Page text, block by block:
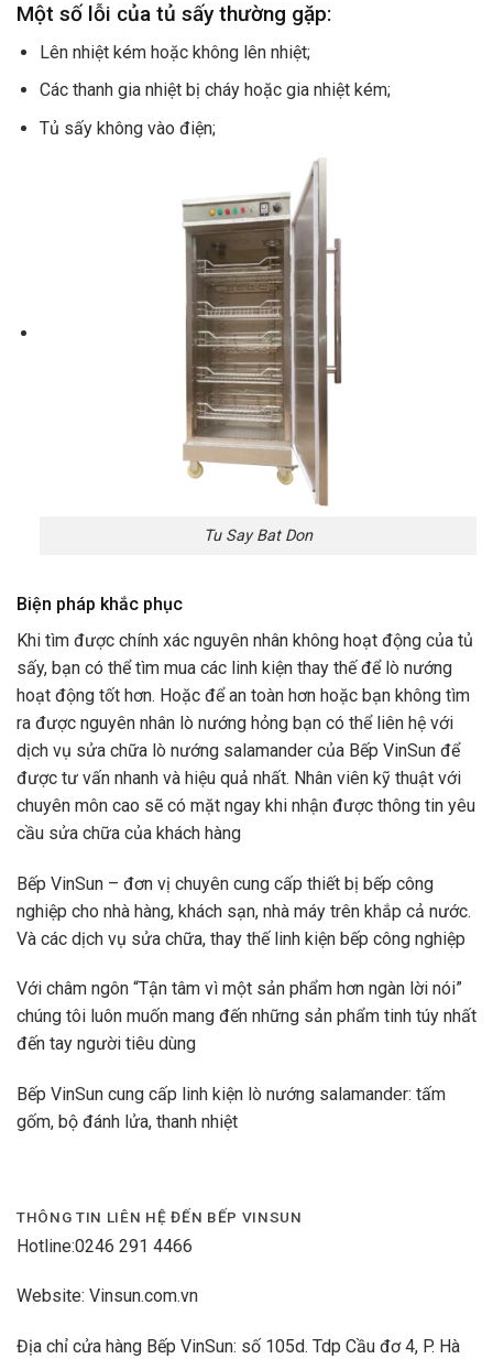
Một số lỗi của tủ sấy thường gặp:
Lên nhiệt kém hoặc không lên nhiệt;
Các thanh gia nhiệt bị cháy hoặc gia nhiệt kém;
Tủ sấy không vào điện;
Tu Say Bat Don
Biện pháp khắc phục
Khi tìm được chính xác nguyên nhân không hoạt động của tủ
sấy, bạn có thể tìm mua các linh kiện thay thế để lò nướng
hoạt động tốt hơn. Hoặc để an toàn hơn hoặc bạn không tìm
ra được nguyên nhân lò nướng hỏng bạn có thể liên hệ với
dịch vụ sửa chữa lò nướng salamander của Bếp VinSun để
được tư vấn nhanh và hiệu quả nhất. Nhân viên kỹ thuật với
chuyên môn cao sẽ có mặt ngay khi nhận được thông tin yêu
cầu sửa chữa của khách hàng
Bếp VinSun – đơn vị chuyên cung cấp thiết bị bếp công
nghiệp cho nhà hàng, khách sạn, nhà máy trên khắp cả nước.
Và các dịch vụ sửa chữa, thay thế linh kiện bếp công nghiệp
Với châm ngôn “Tận tâm vì một sản phẩm hơn ngàn lời nói”
chúng tôi luôn muốn mang đến những sản phẩm tinh túy nhất
đến tay người tiêu dùng
Bếp VinSun cung cấp linh kiện lò nướng salamander: tấm
gốm, bộ đánh lửa, thanh nhiệt
THÔNG TIN LIÊN HỆ ĐẾN BẾP VINSUN
Hotline:0246 291 4466
Website: Vinsun.com.vn
Địa chỉ cửa hàng Bếp VinSun: số 105d. Tdp Cầu đơ 4, P. Hà